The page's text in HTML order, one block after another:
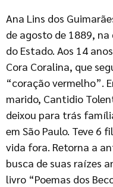
Ana Lins dos
de agosto de 1889,
do Estado. Aos 14
Cora Coralina, que
“coração vermelho”.
marido, Cantidio
deixou para trás
em São Paulo. Teve 6
vida fora. Retorna a
busca de suas raízes
livro “Poemas dos